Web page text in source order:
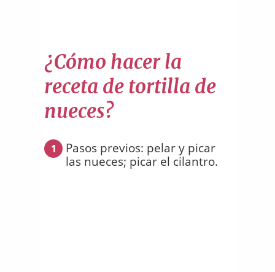
¿Cómo hacer la
receta de tortilla de
nueces?
1
Pasos previos: pelar y picar
las nueces; picar el cilantro.